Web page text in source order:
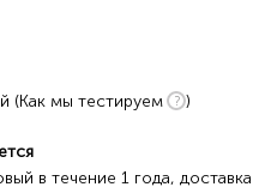
(Как мы тестируем
)
в течение 1 года, доставка